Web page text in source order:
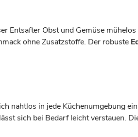
Entsafter Obst und Gemüse
ohne Zusatzstoffe. Der robuste
nahtlos in jede Küchenumgebung
sich bei Bedarf leicht verstauen.